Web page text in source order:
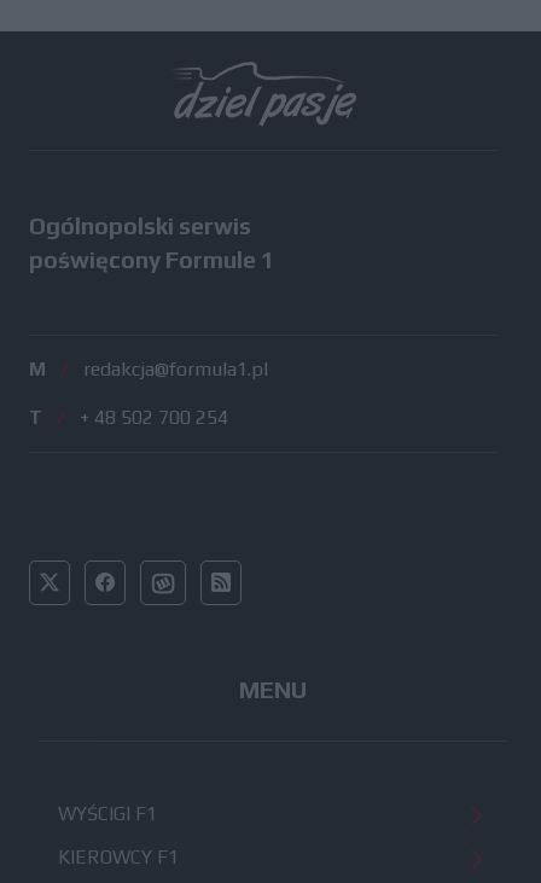
Ogólnopolski serwis
poświęcony Formule 1
M / redakcja@formula1.pl
T / + 48 502 700 254
MENU
WYŚCIGI F1
KIEROWCY F1